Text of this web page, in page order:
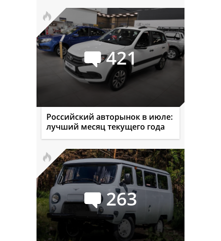
421
Российский авторынок в июле:
лучший месяц текущего года
263